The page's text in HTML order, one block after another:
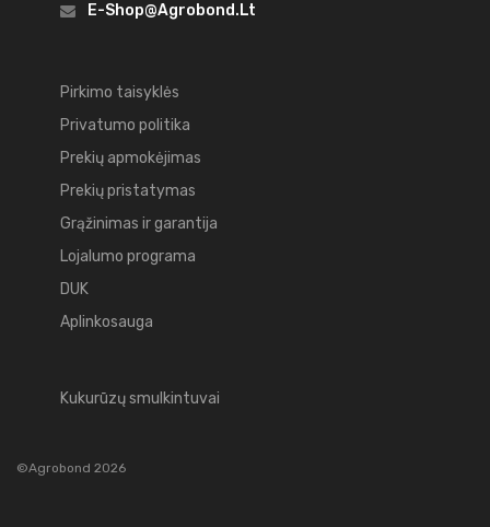
E-Shop@agrobond.lt
Pirkimo taisyklės
Privatumo politika
Prekių apmokėjimas
Prekių pristatymas
Grąžinimas ir garantija
Lojalumo programa
DUK
Aplinkosauga
Kukurūzų smulkintuvai
©Agrobond 2026